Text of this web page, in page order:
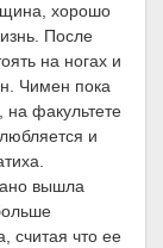
хорошо
После
на ногах и
Чимен пока
на факультете
и
вышла
считая что ее